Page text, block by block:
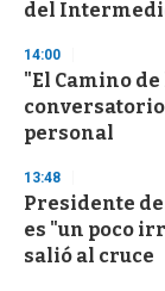
del
14:00
"El Camino
personal
13:48
Presidente
es "un poco
salió al cruce